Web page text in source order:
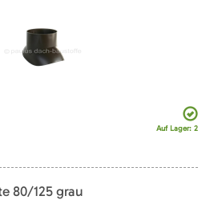
Auf Lager: 2
80/125 grau